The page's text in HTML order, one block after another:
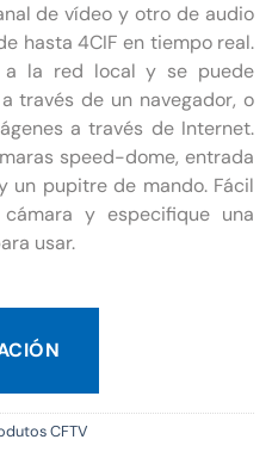
de vídeo y otro de audio
hasta 4CIF en tiempo real.
a la red local y se puede
través de un navegador, o
a través de Internet.
speed-dome, entrada
un pupitre de mando. Fácil
y especifique una
usar.
CFTV